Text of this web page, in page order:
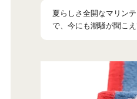
夏らしさ全開なマリン